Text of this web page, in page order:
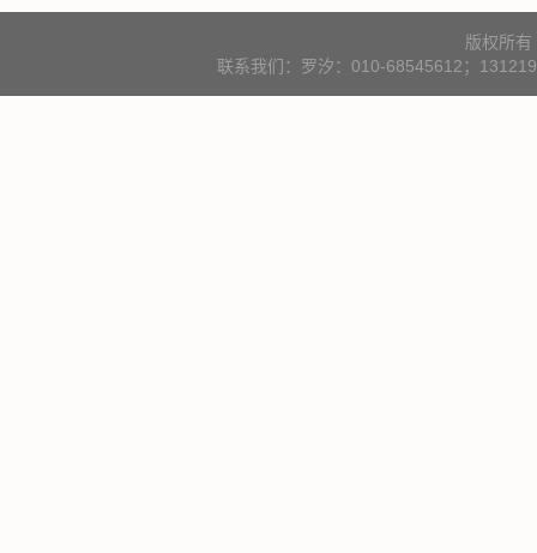
版权所
联系我们：罗汐：010-68545612；